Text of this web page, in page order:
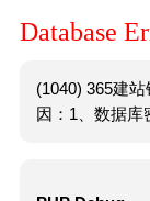
Database
(1040) 365建
因：1、数据库